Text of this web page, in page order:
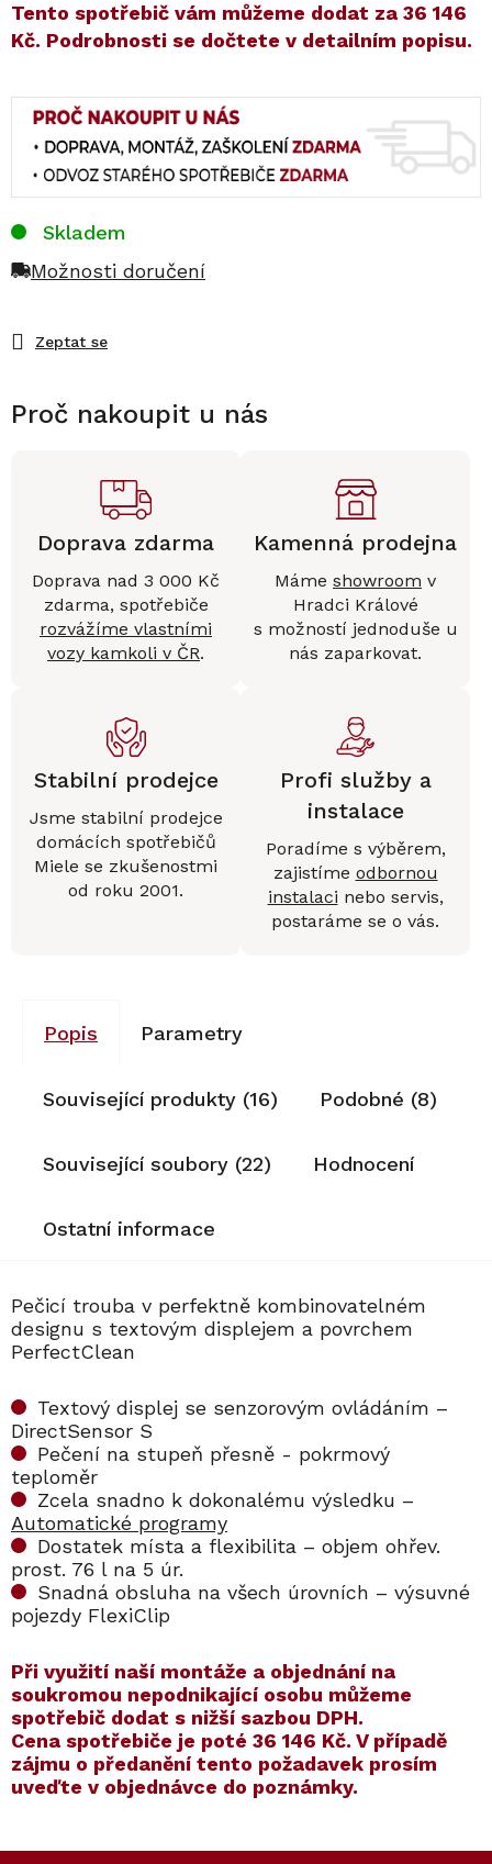
​​Tento spotřebič vám můžeme dodat za 36 146
Kč. Podrobnosti se dočtete v detailním popisu.
Zeptat se
Skladem
Možnosti doručení
Proč nakoupit u nás
Doprava zdarma
Doprava nad 3 000 Kč
zdarma, spotřebiče
rozvážíme vlastními
vozy kamkoli v ČR.
Kamenná prodejna
Máme showroom v
Hradci Králové
s možností jednoduše u
nás zaparkovat.
Stabilní prodejce
Jsme stabilní prodejce
domácích spotřebičů
Miele se zkušenostmi
od roku 2001.
Profi služby a
instalace
Poradíme s výběrem,
zajistíme odbornou
instalaci nebo servis,
postaráme se o vás.
Popis Parametry
Související produkty (16) Podobné (8)
Související soubory (22) Hodnocení
Ostatní informace
Pečicí trouba v perfektně kombinovatelném
designu s textovým displejem a povrchem
PerfectClean
Textový displej se senzorovým ovládáním –
DirectSensor S
Pečení na stupeň přesně - pokrmový
teploměr
Zcela snadno k dokonalému výsledku –
Automatické programy
Dostatek místa a flexibilita – objem ohřev.
prost. 76 l na 5 úr.
Snadná obsluha na všech úrovních – výsuvné
pojezdy FlexiClip
​​Při využití naší montáže a objednání na
soukromou nepodnikající osobu můžeme
spotřebič dodat s nižší sazbou DPH.
Cena spotřebiče je poté 36 146 Kč. V případě
zájmu o předanění tento požadavek prosím
uveďte v objednávce do poznámky.